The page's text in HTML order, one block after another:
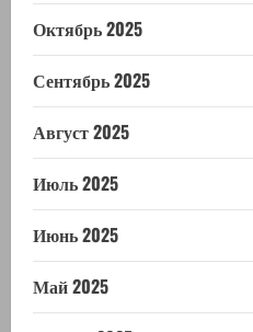
Октябрь 2025
Сентябрь 2025
Август 2025
Июль 2025
Июнь 2025
Май 2025